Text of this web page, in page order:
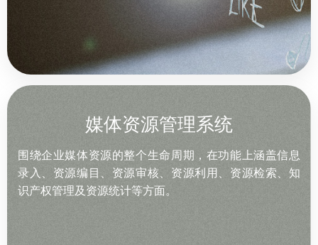
媒体资源管理系统
围绕企业媒体资源的整个生命周期，在功能上涵盖信息
录入、资源编目、资源审核、资源利用、资源检索、知
识产权管理及资源统计等方面。